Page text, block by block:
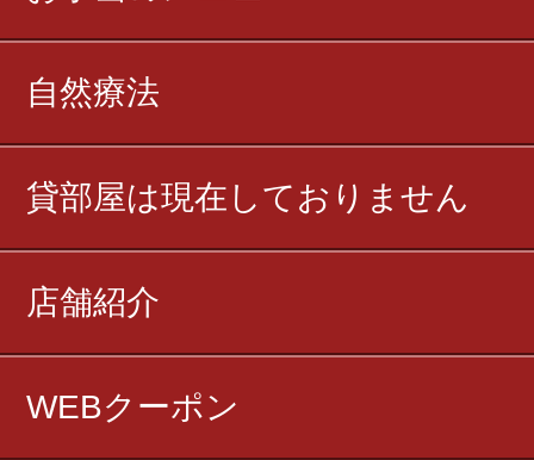
自然療法
貸部屋は現在しておりません
店舗紹介
WEBクーポン